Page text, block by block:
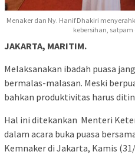
Menaker dan Ny. Hanif Dhakiri
kebersihan,
JAKARTA, MARITIM.
Melaksanakan ibadah puasa
bermalas-malasan. Meski
bahkan produktivitas harus
Hal ini ditekankan Menteri
dalam acara buka puasa
Kemnaker di Jakarta, Kamis